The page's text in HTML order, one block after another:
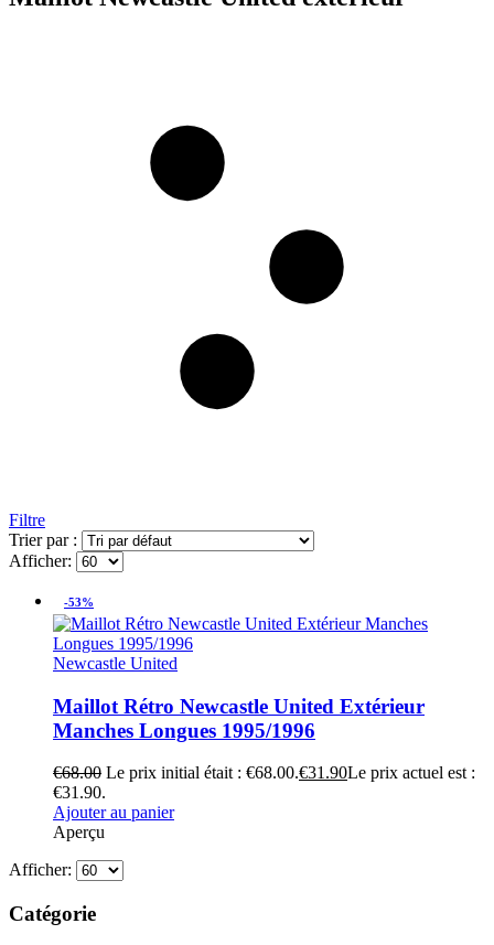
Filtre
Trier par :
Afficher:
-53%
Newcastle United
Maillot Rétro Newcastle United Extérieur
Manches Longues 1995/1996
€68.00 Le prix initial était : €68.00.€31.90Le prix actuel est :
€31.90.
Ajouter au panier
Aperçu
Afficher:
Catégorie